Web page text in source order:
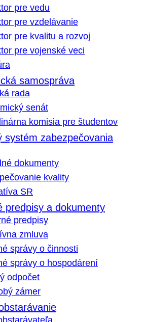
pre vedu
pre vzdelávanie
pre kvalitu a rozvoj
pre vojenské veci
samospráva
rada
senát
komisia pre študentov
systém zabezpečovania
dokumenty
kvality
SR
predpisy a dokumenty
predpisy
zmluva
správy o činnosti
správy o hospodárení
odpočet
zámer